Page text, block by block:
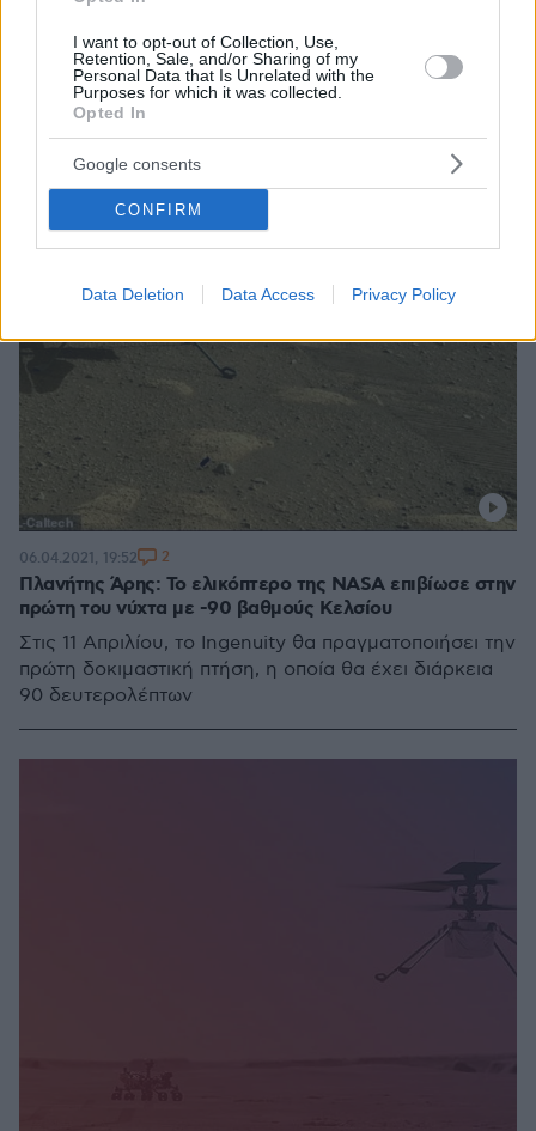
I want to opt-out of Collection, Use,
Retention, Sale, and/or Sharing of my
Personal Data that Is Unrelated with the
Purposes for which it was collected.
Opted In
Google consents
CONFIRM
Data Deletion Data Access Privacy Policy
Πλανήτης Άρης: Το ελικόπτερο της NASA επιβίωσε στην
πρώτη του νύχτα με -90 βαθμούς Κελσίου
Στις 11 Απριλίου, το Ingenuity θα πραγματοποιήσει την
πρώτη δοκιμαστική πτήση, η οποία θα έχει διάρκεια
90 δευτερολέπτων
06.04.2021, 19:52 2